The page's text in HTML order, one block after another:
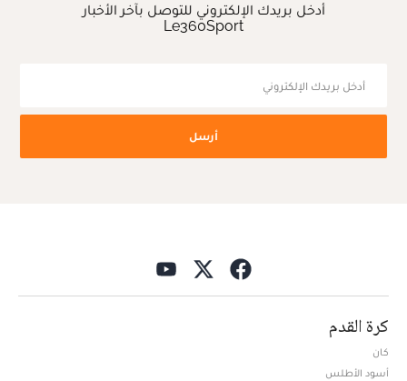
أدخل بريدك الإلكتروني للتوصل بآخر الأخبار
Le360Sport
أرسل
كرة القدم
كان
أسود الأطلس